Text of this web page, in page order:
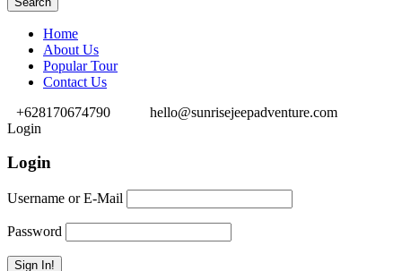
Home
About Us
Popular Tour
Contact Us
+628170674790
hello@sunrisejeepadventure.com
Login
Login
Username or E-Mail
Password